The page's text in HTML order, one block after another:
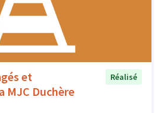
et
MJC Duchère
Réalisé